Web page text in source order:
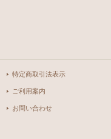
特定商取引法表示
ご利用案内
お問い合わせ